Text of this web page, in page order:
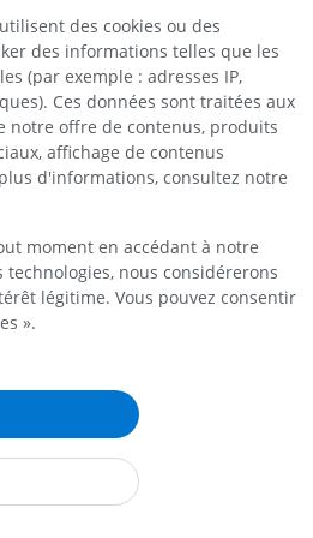
Vous
des cookies ou des
des informations telles que les
(par exemple : adresses IP,
Ces données sont traitées aux
notre offre de contenus, produits
affichage de contenus
d'informations, consultez notre
moment en accédant à notre
technologies, nous considérerons
légitime. Vous pouvez consentir
».